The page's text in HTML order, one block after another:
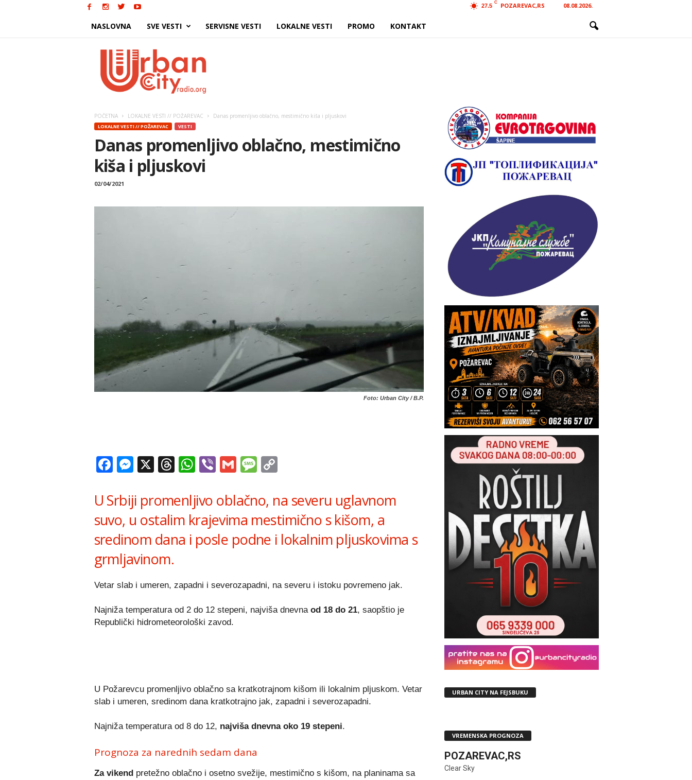
27.5
C POZAREVAC,RS 08.08.2026.
NASLOVNA SVE VESTI SERVISNE VESTI LOKALNE VESTI PROMO KONTAKT
POČETNA LOKALNE VESTI // POŽAREVAC Danas promenljivo oblačno, mestimično kiša i pljuskovi
LOKALNE VESTI // POŽAREVAC VESTI
Danas promenljivo oblačno, mestimično
kiša i pljuskovi
02/04/2021
Foto: Urban City / B.P.
Facebook
Messenger
X Threads
WhatsApp
ViberGmailMessage
U Srbiji promenljivo oblačno, na severu uglavnom
suvo, u ostalim krajevima mestimično s kišom, a
sredinom dana i posle podne i lokalnim pljuskovima s
grmljavinom.
Vetar slab i umeren, zapadni i severozapadni, na severu i istoku povremeno jak.
Najniža temperatura od 2 do 12 stepeni, najviša dnevna od 18 do 21, saopštio je
Republički hidrometeorološki zavod.
U Požarevcu promenljivo oblačno sa kratkotrajnom kišom ili lokalnim pljuskom. Vetar
slab i umeren, sredinom dana kratkotrajno jak, zapadni i severozapadni.
Najniža temperatura od 8 do 12, najviša dnevna oko 19 stepeni.
Prognoza za narednih sedam dana
Za vikendpretežno oblačno i osetno svežije, mestimično s kišom, na planinama sa
URBAN CITY NA FEJSBUKU
VREMENSKA PROGNOZA
POZAREVAC,RS
Clear Sky